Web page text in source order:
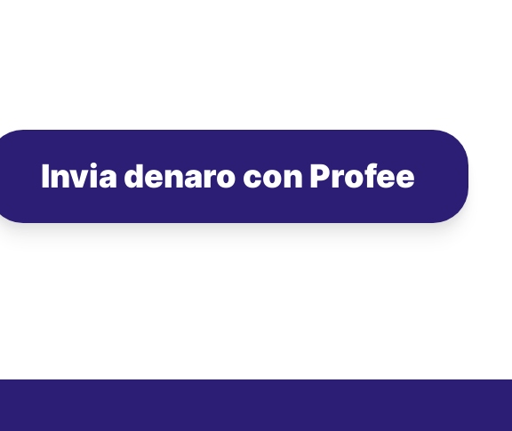
Invia denaro con Profee